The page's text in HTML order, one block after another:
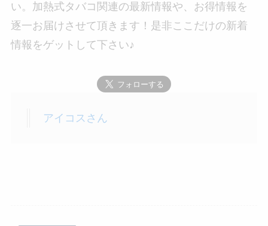
い。加熱式タバコ関連の最新情報や、お得情報を
逐一お届けさせて頂きます！是非ここだけの新着
情報をゲットして下さい♪
アイコスさん